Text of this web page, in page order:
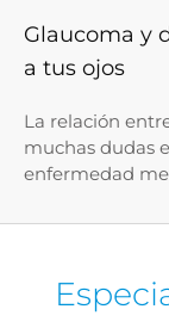
Glaucoma y
a tus ojos
La relación
muchas dudas
enfermedad